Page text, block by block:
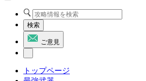
検索
ご意見
トップページ